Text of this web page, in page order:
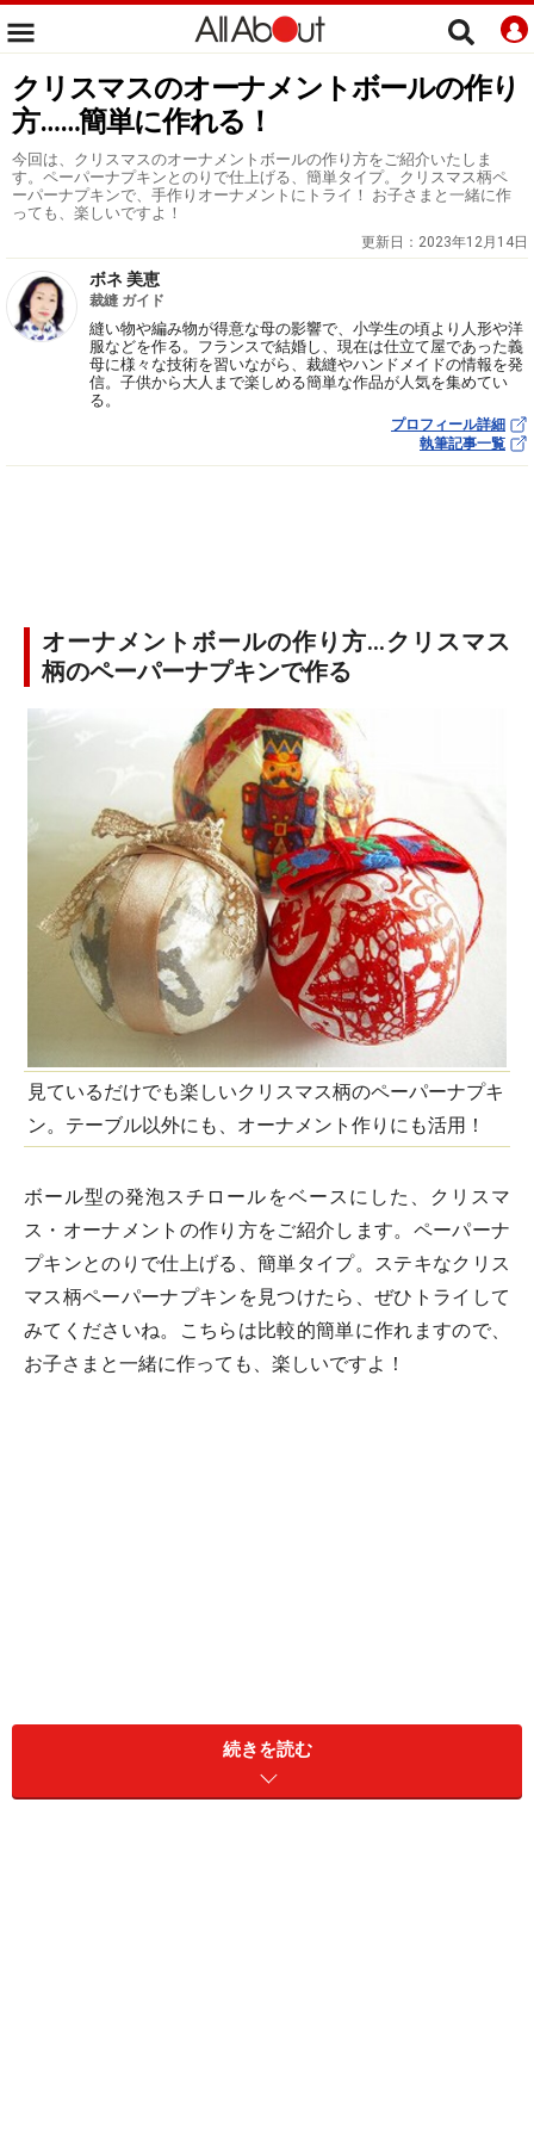
クリスマスのオーナメントボールの作り
方……簡単に作れる！
今回は、クリスマスのオーナメントボールの作り方をご紹介いたしま
す。ペーパーナプキンとのりで仕上げる、簡単タイプ。クリスマス柄ペ
ーパーナプキンで、手作りオーナメントにトライ！ お子さまと一緒に作
っても、楽しいですよ！
更新日： 2023年12月14日
ボネ 美恵
裁縫 ガイド
縫い物や編み物が得意な母の影響で、小学生の頃より人形や洋
服などを作る。フランスで結婚し、現在は仕立て屋であった義
母に様々な技術を習いながら、裁縫やハンドメイドの情報を発
信。子供から大人まで楽しめる簡単な作品が人気を集めてい
る。
プロフィール詳細
執筆記事一覧
オーナメントボールの作り方…クリスマス
柄のペーパーナプキンで作る
見ているだけでも楽しいクリスマス柄のペーパーナプキ
ン。テーブル以外にも、オーナメント作りにも活用！
ボール型の発泡スチロールをベースにした、クリスマ
ス・オーナメントの作り方をご紹介します。ペーパーナ
プキンとのりで仕上げる、簡単タイプ。ステキなクリス
マス柄ペーパーナプキンを見つけたら、ぜひトライして
みてくださいね。こちらは比較的簡単に作れますので、
お子さまと一緒に作っても、楽しいですよ！
ツリーに飾るのが、ワクワクしそう！
続きを読む